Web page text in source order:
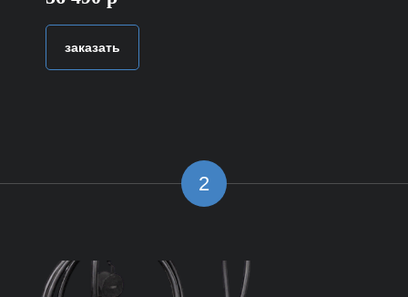
заказать
2